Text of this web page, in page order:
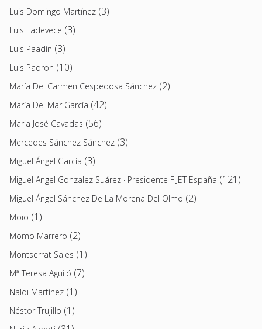
Luis Domingo Martínez (3)
Luis Ladevece (3)
Luis Paadín (3)
Luis Padron (10)
María Del Carmen Cespedosa Sánchez (2)
María Del Mar García (42)
Maria José Cavadas (56)
Mercedes Sánchez Sánchez (3)
Miguel Ángel García (3)
Miguel Angel Gonzalez Suárez · Presidente FIJET España (121)
Miguel Ángel Sánchez De La Morena Del Olmo (2)
Moio (1)
Momo Marrero (2)
Montserrat Sales (1)
Mª Teresa Aguiló (7)
Naldi Martínez (1)
Néstor Trujillo (1)